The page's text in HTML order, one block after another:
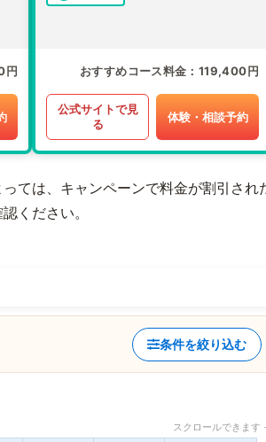
円 おすすめコース料金 119,400円
公式サイトで見
る
体験・相談予約
ては、キャンペーンで料金が割引され
ください。
条件を絞り込む
スクロールできま